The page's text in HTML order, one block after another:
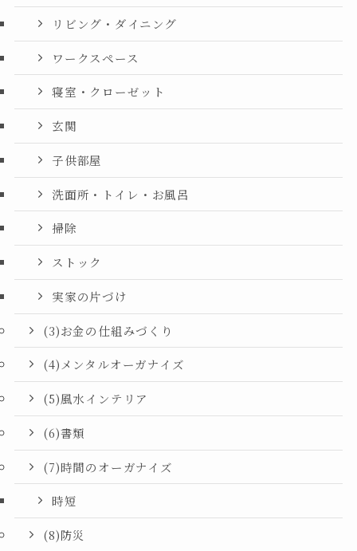
リビング・ダイニング
ワークスペース
寝室・クローゼット
玄関
子供部屋
洗面所・トイレ・お風呂
掃除
ストック
実家の片づけ
(3)お金の仕組みづくり
(4)メンタルオーガナイズ
(5)風水インテリア
(6)書類
(7)時間のオーガナイズ
時短
(8)防災